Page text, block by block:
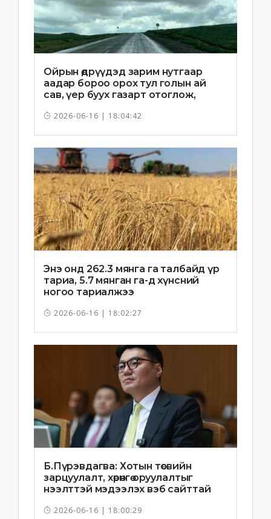
Ойрын өдрүүдэд зарим нутгаар
аадар бороо орох тул голын ай
сав, үер буух газарт отоглож,
2026-06-16 | 18:04:42
Энэ онд 262.3 мянга га талбайд үр
тариа, 5.7 мянган га-д хүнсний
ногоо тариалжээ
2026-06-16 | 18:02:27
Б.Пүрэвдагва: Хотын төсвийн
зарцуулалт, хөрөнгө оруулалтыг
нээлттэй мэдээлэх вэб сайттай
2026-06-16 | 18:00:29